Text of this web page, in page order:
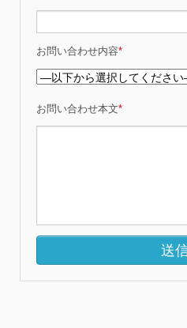
お問い合わせ内容*
お問い合わせ本文*